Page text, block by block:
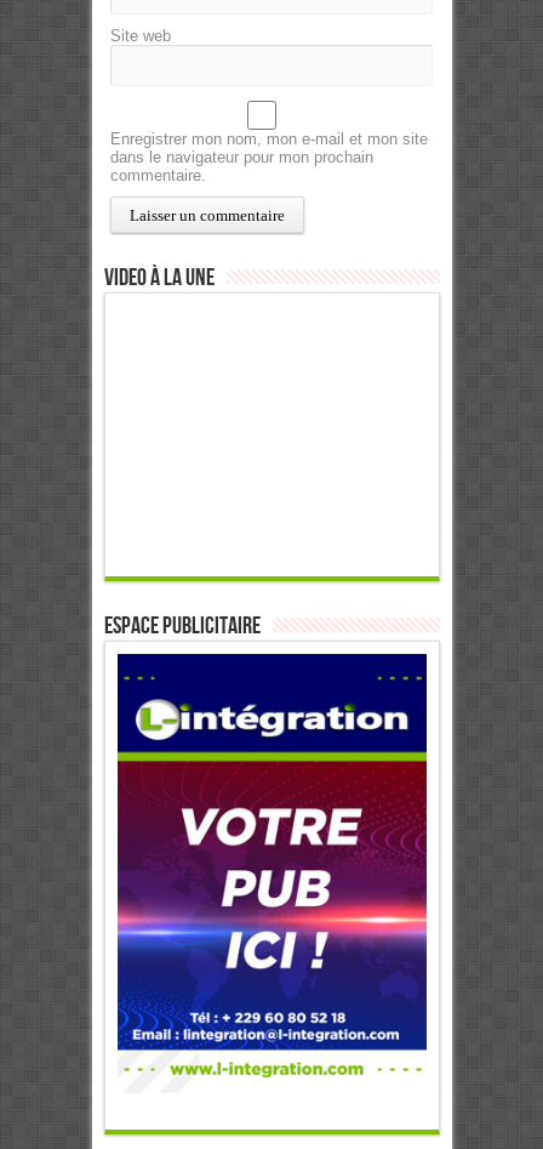
Site web
Enregistrer mon nom, mon e-mail et mon site
dans le navigateur pour mon prochain
commentaire.
Video à la Une
ESPACE PUBLICITAIRE